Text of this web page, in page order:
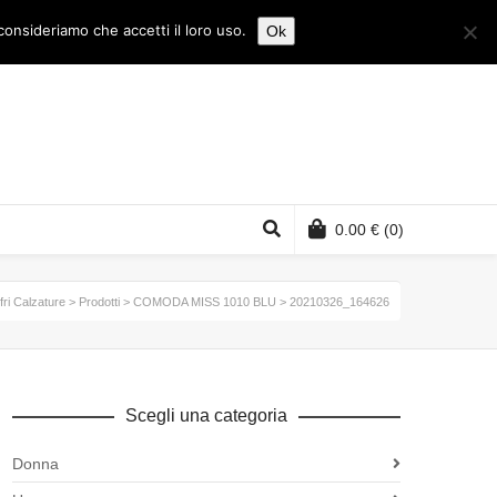
0.00 € (0)
Calzature > Prodotti > COMODA MISS 1010 BLU > 20210326_164626
Scegli una categoria
Donna
che accetti il loro uso. Ok